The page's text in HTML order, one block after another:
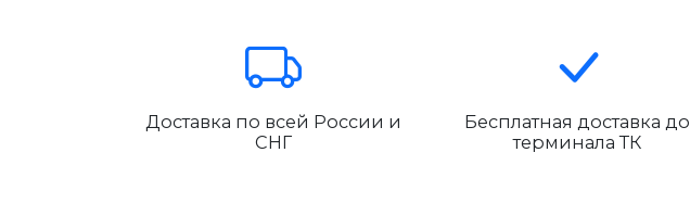
Доставка по всей России и
СНГ
Бесплатная доставка до
терминала ТК